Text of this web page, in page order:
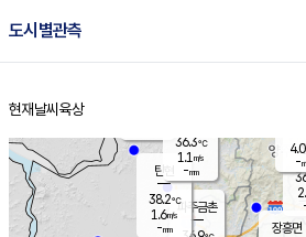
도시별관측
홈
현재날씨 육상
파주금촌
탄현
38.2℃
1.6m/s
-mm
장흥면
4.0
-
36.3℃
1.1 m/s
-mm